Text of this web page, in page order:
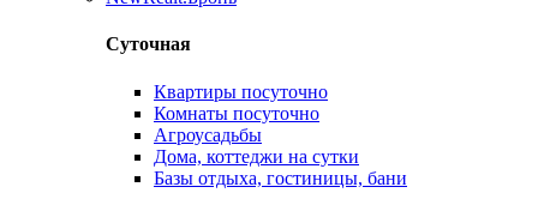
Суточная
Квартиры посуточно
Комнаты посуточно
Агроусадьбы
Дома, коттеджи на сутки
Базы отдыха, гостиницы, бани